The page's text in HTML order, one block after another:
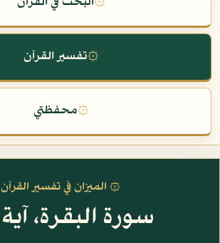
۞تفسير القرآن
۞محفظتي
۞ الميزان في تفسير القرآن
سورة البقرة، آية ١٢٠